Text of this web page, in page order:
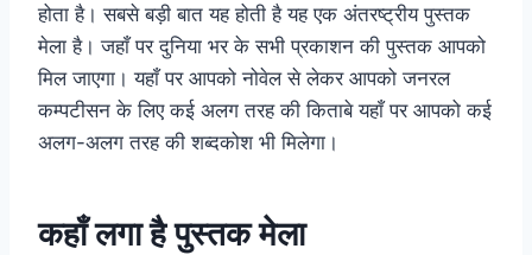
होता है। सबसे बड़ी बात यह होती है यह एक अंतरष्ट्रीय पुस्तक
मेला है। जहाँ पर दुनिया भर के सभी प्रकाशन की पुस्तक आपको
मिल जाएगा। यहाँ पर आपको नोवेल से लेकर आपको जनरल
कम्पटीसन के लिए कई अलग तरह की किताबे यहाँ पर आपको कई
अलग-अलग तरह की शब्दकोश भी मिलेगा।
कहाँ लगा है पुस्तक मेला